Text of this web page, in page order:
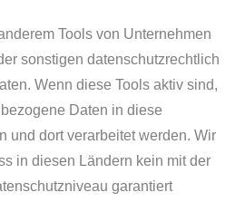
Tools von Unternehmen
sonstigen datenschutzrechtlich
Wenn diese Tools aktiv sind,
Daten in diese
und dort verarbeitet werden. Wir
in diesen Ländern kein mit der
garantiert